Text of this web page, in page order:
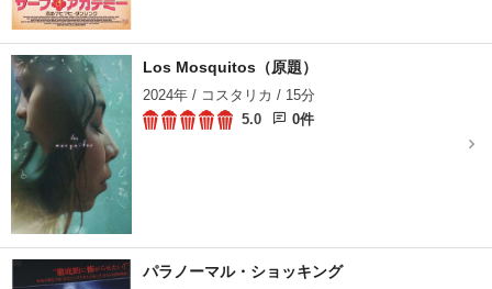
Los Mosquitos（原題）
2024年 / コスタリカ / 15分
5.0
0件
パラノーマル・ショッキング